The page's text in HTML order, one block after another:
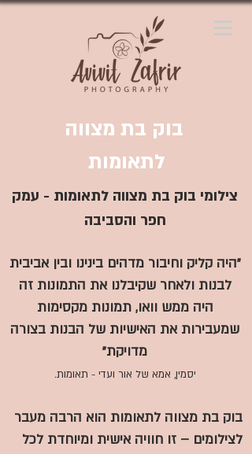
בוק בת מצווה
לתאומות
צילומי בוק בת מצווה לתאומות - עמק
חפר והסביבה
"היה קליק וחיבור מדהים בינינו ובין אביבית
לבנות ולאחר שקיבלנו את התמונות זה
היה ממש וואו, תמונות מקסימות
שמעבירות את האישיות של הבנות בצורה
מדויקת"
יסמין, אמא של אור ועדי - תאומות.
בוק בת מצווה לתאומות הוא הרבה מעבר
לצילומים – זו חוויה אישית ומיוחדת לכל